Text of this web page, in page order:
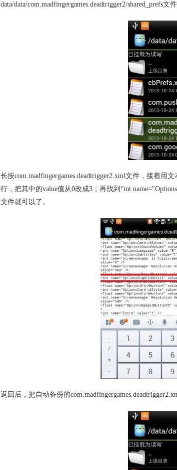
data/data/com.madfingergames.deadtrigger2/shared_prefs
长按com.madfingergames.deadtrigger2.xml文件，接着用
行，把其中的value值从0改成3；再找到“int
文件就可以了。
返回后，把自动备份的